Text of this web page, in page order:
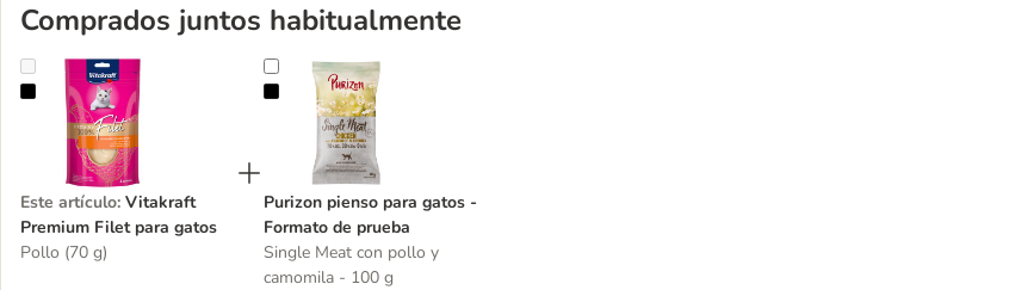
Comprados juntos habitualmente
Vitakraft Premium Filet para gatos
Este artículo: Vitakraft
Premium Filet para gatos
Pollo (70 g)
Purizon pienso para gatos - Formato de prueba
Purizon pienso para gatos -
Formato de prueba
Single Meat con pollo y
camomila - 100 g